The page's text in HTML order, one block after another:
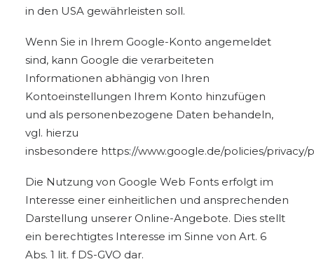
in den USA gewährleisten soll.
Wenn Sie in Ihrem Google-Konto angemeldet
sind, kann Google die verarbeiteten
Informationen abhängig von Ihren
Kontoeinstellungen Ihrem Konto hinzufügen
und als personenbezogene Daten behandeln,
vgl. hierzu
insbesondere https://www.google.de/policies/privacy/
Die Nutzung von Google Web Fonts erfolgt im
Interesse einer einheitlichen und ansprechenden
Darstellung unserer Online-Angebote. Dies stellt
ein berechtigtes Interesse im Sinne von Art. 6
Abs. 1 lit. f DS-GVO dar.